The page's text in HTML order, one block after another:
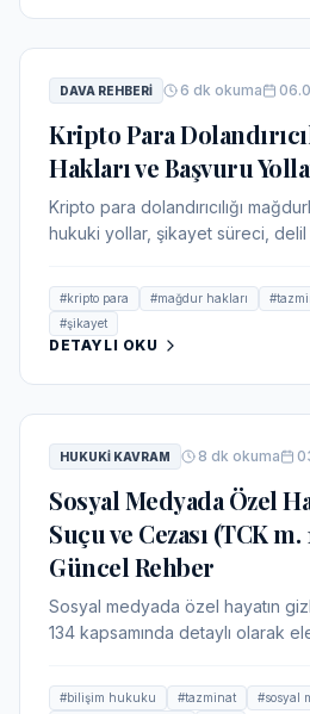
DAVA REHBERI 6 dk okuma
Kripto Para
Hakları ve Başvuru
Kripto para dolandırıcılığı
hukuki yollar, şikayet süreci,
kararları ışığında kapsamlı bir
#kripto para #mağdur hakları #
#şikayet
DETAYLI OKU
HUKUKI KAVRAM 8 dk okuma
Sosyal Medyada Özel
Suçu ve Cezası (TCK m.
Güncel Rehber
Sosyal medyada özel hayatın
134 kapsamında detaylı olarak ele
yolları ve tazminat hakları
#bilişim hukuku #tazminat #sosyal